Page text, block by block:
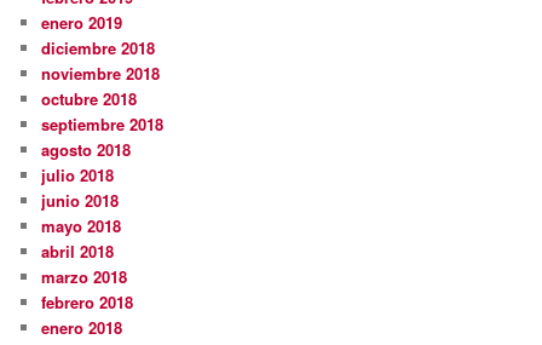
enero 2019
diciembre 2018
noviembre 2018
octubre 2018
septiembre 2018
agosto 2018
julio 2018
junio 2018
mayo 2018
abril 2018
marzo 2018
febrero 2018
enero 2018